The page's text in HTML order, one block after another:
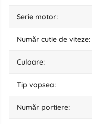
serie motor:
număr cutie de viteze:
culoare:
tip vopsea:
număr portiere: